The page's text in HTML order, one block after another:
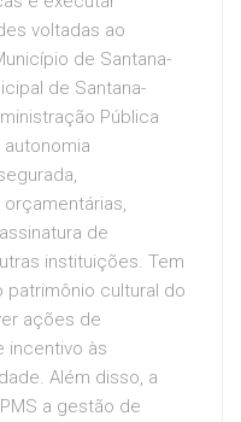
voltadas ao
de Santana-
de Santana-
Pública
de
instituições. Tem
patrimônio cultural do
ações de
incentivo às
Além disso, a
a gestão de